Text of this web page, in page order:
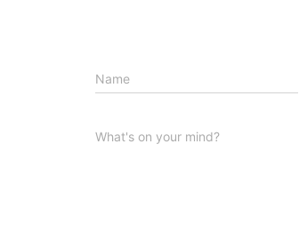
Name
What's on your mind?